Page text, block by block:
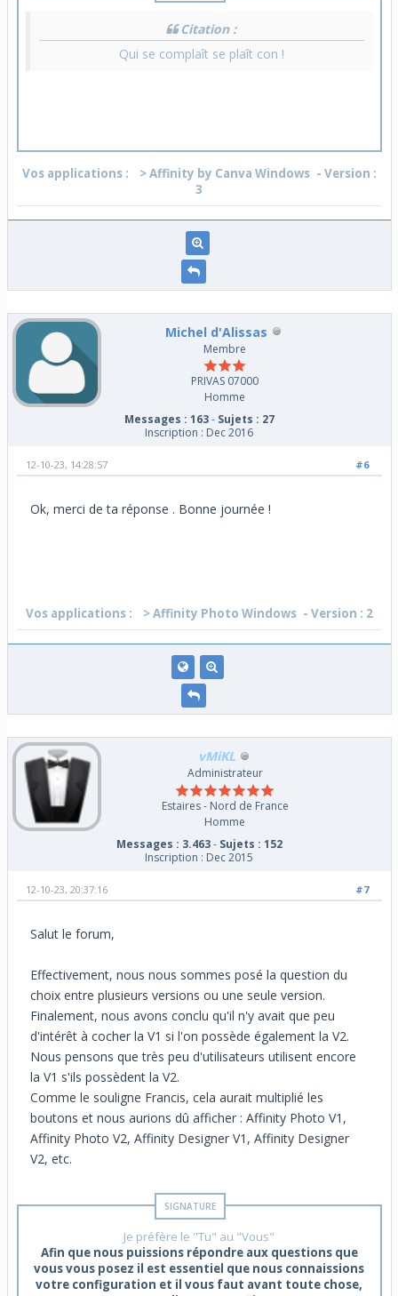
Citation :
Qui se complaît se plaît con !
Vos applications : > Affinity by Canva Windows - Version :
3
Michel d'Alissas
Membre
PRIVAS 07000
Homme
Messages : 163- Sujets : 27
Inscription : Dec 2016
#6
12-10-23, 14:28:57
Ok, merci de ta réponse . Bonne journée !
Vos applications : > Affinity Photo Windows - Version : 2
vMiKL
Administrateur
Estaires - Nord de France
Homme
Messages : 3.463- Sujets : 152
Inscription : Dec 2015
#7
12-10-23, 20:37:16
Salut le forum,
Effectivement, nous nous sommes posé la question du
choix entre plusieurs versions ou une seule version.
Finalement, nous avons conclu qu'il n'y avait que peu
d'intérêt à cocher la V1 si l'on possède également la V2.
Nous pensons que très peu d'utilisateurs utilisent encore
la V1 s'ils possèdent la V2.
Comme le souligne Francis, cela aurait multiplié les
boutons et nous aurions dû afficher : Affinity Photo V1,
Affinity Photo V2, Affinity Designer V1, Affinity Designer
V2, etc.
Je préfère le "Tu" au "Vous"
Afin que nous puissions répondre aux questions que
vous vous posez il est essentiel que nous connaissions
votre configuration et il vous faut avant toute chose,